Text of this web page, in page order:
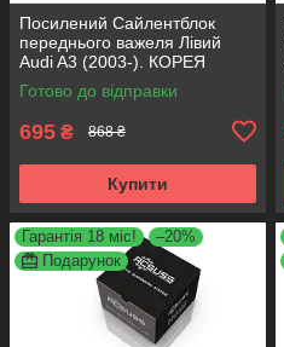
Посилений Сайлентблок
переднього важеля Лівий
Audi A3 (2003-). КОРЕЯ
Acsuss! 34762 , JBU691 ,
VKDS331004
Готово до відправки
695 ₴ 868 ₴
Купити
Гарантія 18 міс!
–20%
Подарунок